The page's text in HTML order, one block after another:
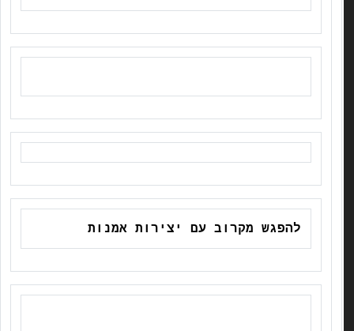
להפגש מקרוב עם יצירות אמנות